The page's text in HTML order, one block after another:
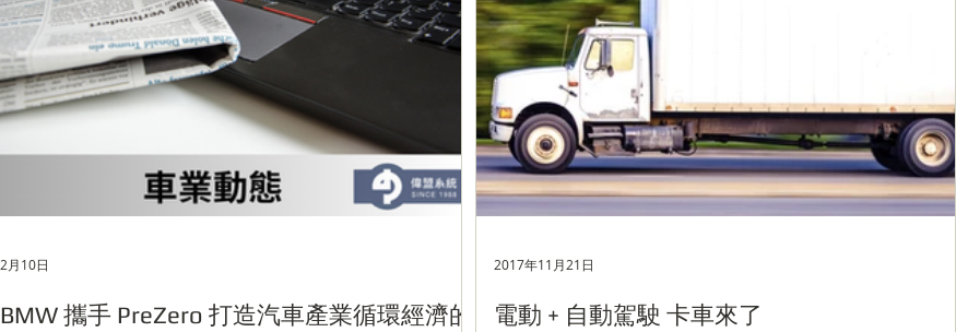
BMW 攜手 PreZero 打造汽車產業循環經濟的
2月10日
電動 + 自動駕駛 卡車來了
2017年11月21日